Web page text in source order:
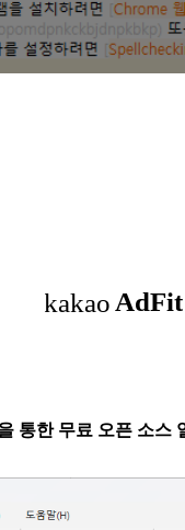
한 무료 오픈 소스